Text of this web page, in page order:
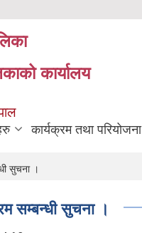
कार्यालय
कार्यक्रम तथा परियोजना
सुचना ।
सम्बन्धी सुचना ।